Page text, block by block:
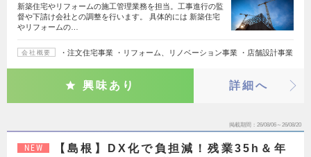
新築住宅やリフォームの施工管理業務を担当。工事進行の監
督や下請け会社との調整を行います。 具体的には 新築住宅
やリフォームの…
会社概要 ・注文住宅事業 ・リフォーム、リノベーション事業 ・店舗設計事業
興味あり 詳細へ
掲載期間 26/08/06～26/08/20
NEW
【島根】DX化で負担減！残業35h＆年